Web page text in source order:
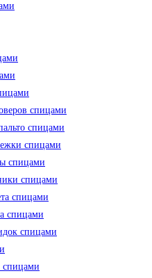
спицами
спицами
спицами
спицами
спицами
спицами
спицами
спицами